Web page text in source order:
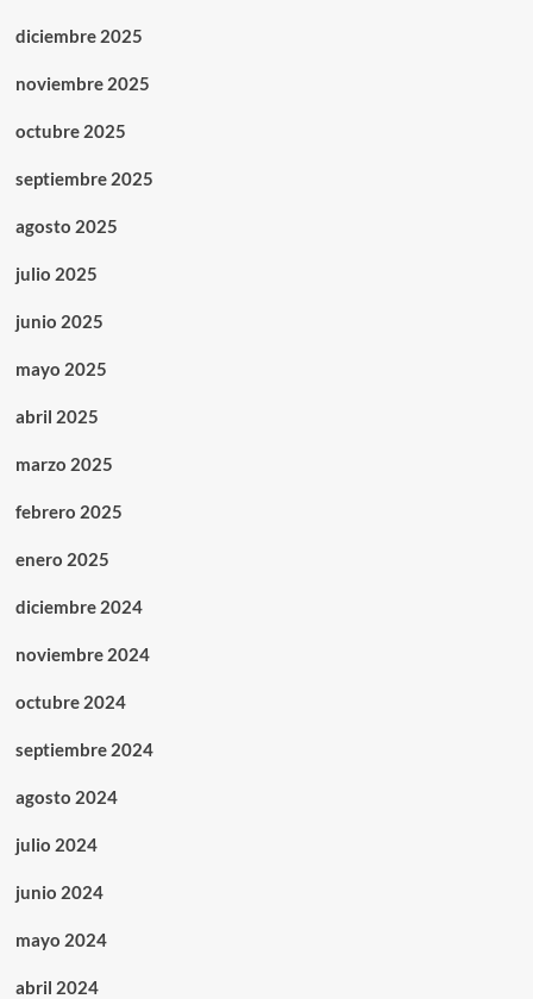
diciembre 2025
noviembre 2025
octubre 2025
septiembre 2025
agosto 2025
julio 2025
junio 2025
mayo 2025
abril 2025
marzo 2025
febrero 2025
enero 2025
diciembre 2024
noviembre 2024
octubre 2024
septiembre 2024
agosto 2024
julio 2024
junio 2024
mayo 2024
abril 2024